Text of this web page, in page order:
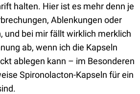
halten. Hier ist es mehr denn je
Ablenkungen oder
und bei mir fällt wirklich merklich
ab, wenn ich die Kapseln
ablegen kann – im Besonderen
Spironolacton-Kapseln für ein